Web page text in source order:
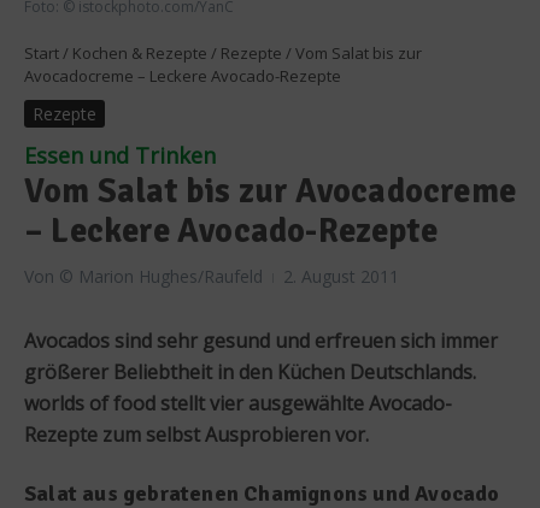
Foto: © istockphoto.com/YanC
Start / Kochen & Rezepte / Rezepte / Vom Salat bis zur
Avocadocreme – Leckere Avocado-Rezepte
Rezepte
Essen und Trinken
Vom Salat bis zur Avocadocreme
– Leckere Avocado-Rezepte
Von © Marion Hughes/Raufeld 2. August 2011
Avocados sind sehr gesund und erfreuen sich immer
größerer Beliebtheit in den Küchen Deutschlands.
worlds of food stellt vier ausgewählte Avocado-
Rezepte zum selbst Ausprobieren vor.
Salat aus gebratenen Chamignons und Avocado